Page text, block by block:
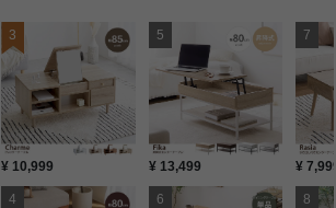
¥ 10,999 ¥ 13,499 ¥